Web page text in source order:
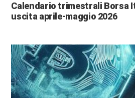
Calendario trimestrali Borsa
uscita aprile-maggio 2026